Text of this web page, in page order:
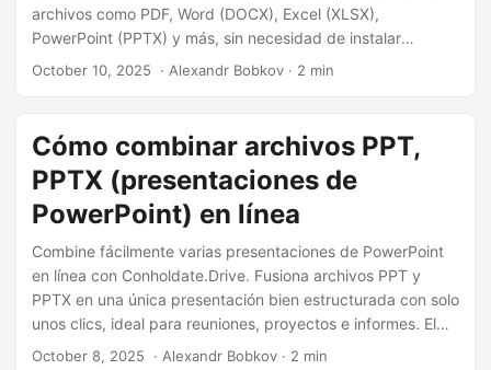
archivos como PDF, Word (DOCX), Excel (XLSX),
PowerPoint (PPTX) y más, sin necesidad de instalar
software.
October 10, 2025 ‎ · Alexandr Bobkov · 2 min
Cómo combinar archivos PPT,
PPTX (presentaciones de
PowerPoint) en línea
Combine fácilmente varias presentaciones de PowerPoint
en línea con Conholdate.Drive. Fusiona archivos PPT y
PPTX en una única presentación bien estructurada con solo
unos clics, ideal para reuniones, proyectos e informes. El
archivo combinado está listo al instante para visualizar,
October 8, 2025 ‎ · Alexandr Bobkov · 2 min